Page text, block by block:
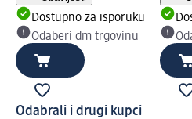
Dostupno za isporuku
Odaberi dm trgovinu
Odabrali i drugi kupci